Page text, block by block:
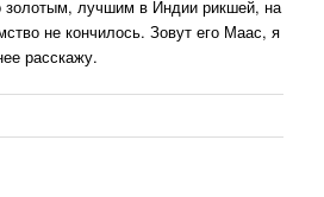
золотым, лучшим в Индии рикшей, на
не кончилось. Зовут его Маас, я
расскажу.